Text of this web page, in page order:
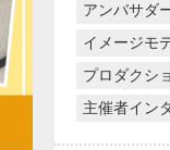
アンバサダ
イメージモ
プロダクシ
主催者イン